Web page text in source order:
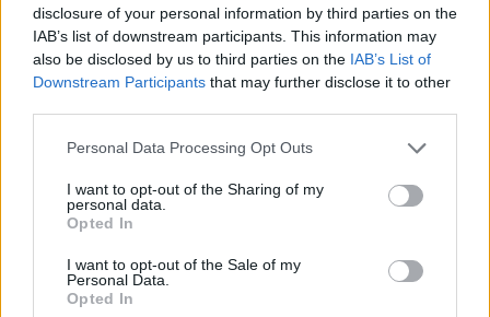
disclosure of your personal information by third parties on the
IAB’s list of downstream participants. This information may
also be disclosed by us to third parties on the IAB’s List of
Downstream Participants that may further disclose it to other
Personal Data Processing Opt Outs
I want to opt-out of the Sharing of my
personal data.
Opted In
I want to opt-out of the Sale of my
Personal Data.
Opted In
allen_33@wp.pl
poradę. córka od lat walczy z depresją (w tej
chwili ma 18 lat) Są dni że jest w miarę ok
(chyba zakładanie "maski"), ale są dni w których
występuje samookaleczenie, nadużycie alkoholu
, myśli samobójcze , agresja . Jest pod stałą
opieką psychiatry , zażywa leki, (ale mam
wrażenie że nie działają), również pod opieką
Depresja